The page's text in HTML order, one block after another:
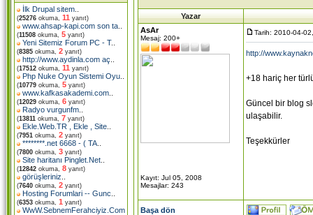
İlk Drupal sitem
(25276 okuma, 11 yanıt)
www.ahsap-kapi.com son ta
(11508 okuma, 5 yanıt)
Yeni Sitemiz Forum PC - T..
(8385 okuma, 2 yanıt)
http://www.aydinla.com aç
(17512 okuma, 11 yanıt)
Php Nuke Oyun Sistemi Oyu
(10779 okuma, 5 yanıt)
www.kafkasakademi.com
(12029 okuma, 6 yanıt)
Radyo vurgunfm
(13811 okuma, 7 yanıt)
Ekle.Web.TR , Ekle , Site
(7951 okuma, 2 yanıt)
********.net 6668 - ( TA
(7800 okuma, 3 yanıt)
Site haritanı Pinglet.Net
(12842 okuma, 8 yanıt)
görüşleriniz
(7640 okuma, 2 yanıt)
Hosting Forumlari -- Gunc
(6353 okuma, 1 yanıt)
WwW.SebnemFerahciyiz.Com
Yazar
AsAr
Mesaj: 200+
Kayıt: Jul 05, 2008
Mesajlar: 243
Tarih: 2010-04-
http://
+18 hariç her
Güncel bir blog
ulaşabilir.
Teşekkürler
Başa dön